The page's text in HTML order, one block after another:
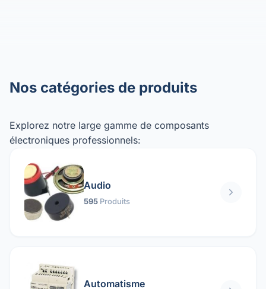
Nos catégories de produits
Explorez notre large gamme de composants
électroniques professionnels:
Audio
595 Produits
Automatisme